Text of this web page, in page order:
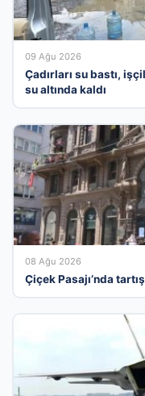
09 Ağu 2026
Çadırları su bastı,
su altında kaldı
08 Ağu 2026
Çiçek Pasajı’nda